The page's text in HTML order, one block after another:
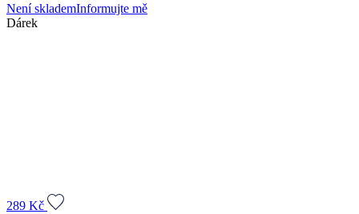
Není sklademInformujte mě
Dárek
289 Kč